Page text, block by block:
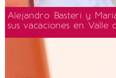
Alejandro Basteri y
sus vacaciones en Valle